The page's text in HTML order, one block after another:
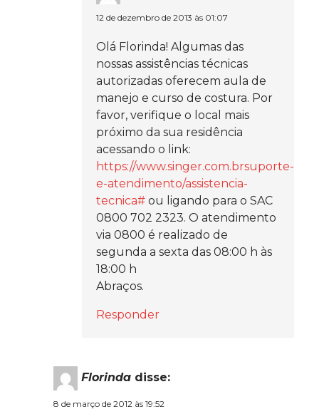
12 de dezembro de 2013 às 01:07
Olá Florinda! Algumas das
nossas assistências técnicas
autorizadas oferecem aula de
manejo e curso de costura. Por
favor, verifique o local mais
próximo da sua residência
acessando o link:
https://www.singer.com.brsuporte-
e-atendimento/assistencia-
tecnica# ou ligando para o SAC
0800 702 2323. O atendimento
via 0800 é realizado de
segunda a sexta das 08:00 h às
18:00 h
Abraços.
Responder
Florinda disse:
8 de março de 2012 às 19:52